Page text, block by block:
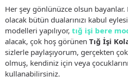
Her şey gönlünüzce olsun bayanlar.
olacak bütün dualarınızı kabul
modelleri yapılıyor, tığ işi bere
alacak, çok hoş görünen Tığ İşi
sizlerle paylaşıyorum, gerçekten
olmuş, kendiniz için veya
kullanabilirsiniz.